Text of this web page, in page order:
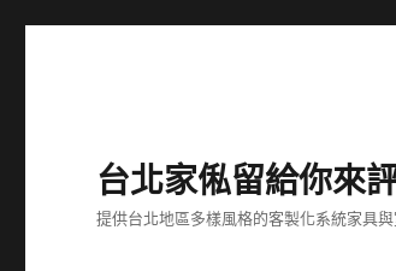
台北家俬留給你來
提供台北地區多樣風格的客製化系統家具